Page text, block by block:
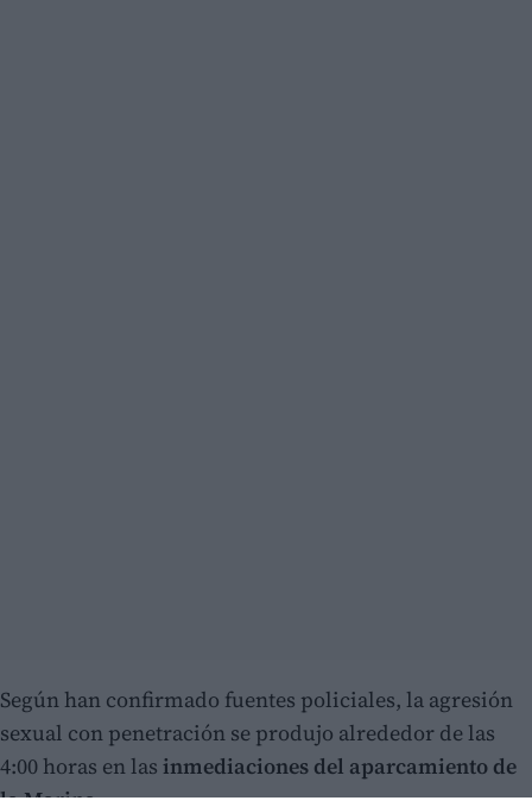
Según han confirmado fuentes policiales, la agresión
sexual con penetración se produjo alrededor de las
4:00 horas en las inmediaciones del aparcamiento de
la Marina.